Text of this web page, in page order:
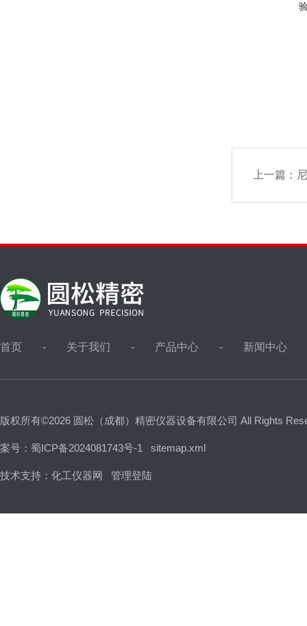
上一篇：
首页 关于我们 产品中心 新闻中心
版权所有©2026 圆松（成都）精密仪器设备有限公司 All Rights
案号：蜀ICP备2024081743号-1 sitemap.xml
技术支持： 化工仪器网 管理登陆